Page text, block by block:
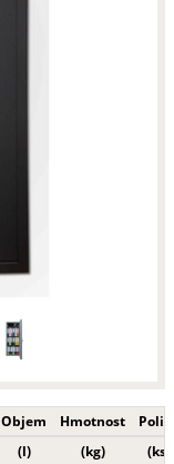
Objem Hmotnost
(l) (kg)
(ks)